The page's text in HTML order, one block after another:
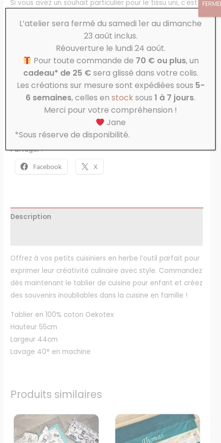
Si vous avez un souhait particulier pour le tissu uni, c'est
Si carte blanche, indiquez moi si plus fille ou garcon
AJOUTER AU PANIER
UGS :ND Catégorie :Tablier cuisine enfant
Étiquettes :Accessoires personnalisés,Créatrice
d'accessoires personnalisés, Idée cadeau enfant
déchet
Partager :
Facebook X
Description
Offrez à vos petits cuisiniers en herbe l’outil parfait pour
exprimer leur créativité culinaire avec style. Commandez
dès maintenant le tablier de cuisine pour enfant et créez
des souvenirs inoubliables dans la cuisine en famille !
Tablier en 100% coton Oekotex
Hauteur 55cm
Largeur 44cm
Lavage 40° en machine
Produits similaires
Plage
de
prix :
30,00€
Ce
produit
Plage
prix :
42,00€
Ce
produit
L’atelier sera fermé du samedi 1er au dimanche
23 août inclus.
Réouverture le lundi 24 août.
Pour toute commande de 70 € ou plus, un
cadeau* de 25 € sera glissé dans votre colis.
Les créations sur mesure sont expédiées sous 5-
6 semaines, celles en stocksous 1 à 7 jours.
Merci pour votre compréhension !
Jane
*Sous réserve de disponibilité.